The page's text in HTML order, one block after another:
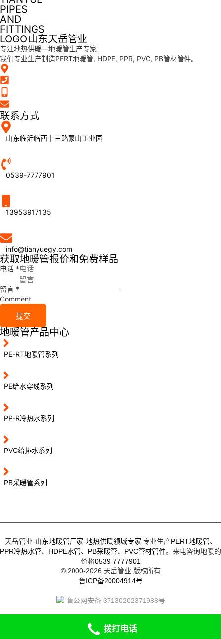
山东天岳管业
专注地热供暖—地暖管生产专家
我们专业生产制造PERT地暖管, HDPE, PPR, PVC, PB管材管件。
联系方式
山东临沂临西十三路蒙山工业园
0539-7777901
13953917135
info@tianyuegy.com
获取地暖管报价和免费样品
电话 *
留言 *
Comment
提交
地暖管产品中心
PE-RT地暖管系列
PE给水穿线系列
PP-R冷热水系列
PVC给排水系列
PB采暖管系列
天岳管业-山东地暖管厂家-地热供暖领域专家 专业生产PERT地暖管、
PPR冷热水管、 HDPE水管、 PB采暖管、 PVC管材管件。来电咨询地暖的
价格0539-7777901
© 2000-2026 天岳管业 版权所有
鲁ICP备20004914号
鲁公网安备 37130202371988号
拨打电话